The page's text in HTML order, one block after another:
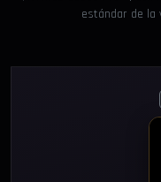
estándar de la